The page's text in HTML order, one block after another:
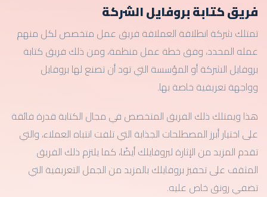
فريق كتابة بروفايل الشركة
تمتلك شركة انطلاقة العملاقة فريق عمل متخصص لكل منهم
عمله المحدد، وفق خطة عمل منظمة، ومن ذلك فريق كتابة
بروفايل الشركة أو المؤسسة التي تود أن تصنع لها بروفايل
وواجهة تعريفية خاصة بها.
هذا ويمتلك ذلك الفريق المتخصص في مجال الكتابة قدرة فائقة
على اختيار أبرز المصطلحات الجذابة التي تلفت انتباه العملاء، والتي
تقدم المزيد من الإثارة لبروفايلك أيضًا، كما يلتزم ذلك الفريق
المثقف على تحفيز بروفايلك بالمزيد من الجمل التعريفية التي
تضفي رونق خاص عليه.